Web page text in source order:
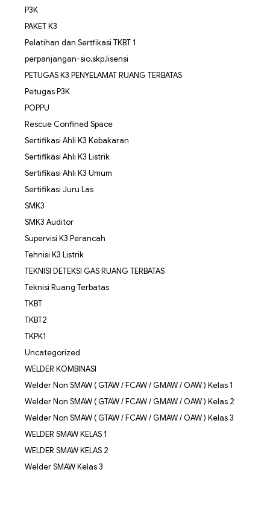
P3K
PAKET K3
Pelatihan dan Sertfikasi TKBT 1
perpanjangan-sio,skp,lisensi
PETUGAS K3 PENYELAMAT RUANG TERBATAS
Petugas P3K
POPPU
Rescue Confined Space
Sertifikasi Ahli K3 Kebakaran
Sertifikasi Ahli K3 Listrik
Sertifikasi Ahli K3 Umum
Sertifikasi Juru Las
SMK3
SMK3 Auditor
Supervisi K3 Perancah
Tehnisi K3 Listrik
TEKNISI DETEKSI GAS RUANG TERBATAS
Teknisi Ruang Terbatas
TKBT
TKBT2
TKPK1
Uncategorized
WELDER KOMBINASI
Welder Non SMAW ( GTAW / FCAW / GMAW / OAW ) Kelas 1
Welder Non SMAW ( GTAW / FCAW / GMAW / OAW ) Kelas 2
Welder Non SMAW ( GTAW / FCAW / GMAW / OAW ) Kelas 3
WELDER SMAW KELAS 1
WELDER SMAW KELAS 2
Welder SMAW Kelas 3